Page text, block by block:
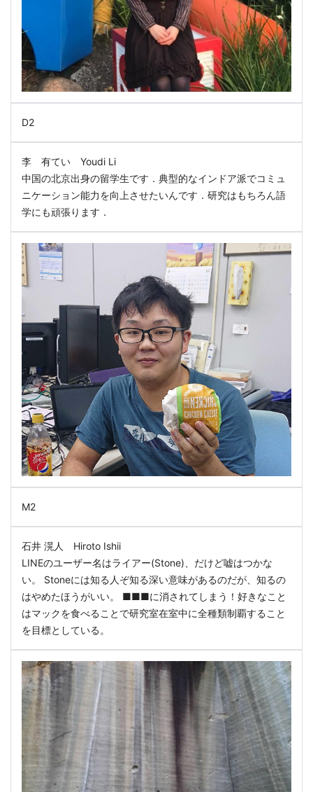
D2
李 有てい Youdi Li
中国の北京出身の留学生です．典型的なインドア派でコミュ
ニケーション能力を向上させたいんです．研究はもちろん語
学にも頑張ります．
M2
石井 滉人 Hiroto Ishii
LINEのユーザー名はライアー(Stone)、だけど嘘はつかな
い。 Stoneには知る人ぞ知る深い意味があるのだが、知るの
はやめたほうがいい。 ■■■に消されてしまう！好きなこと
はマックを食べることで研究室在室中に全種類制覇すること
を目標としている。